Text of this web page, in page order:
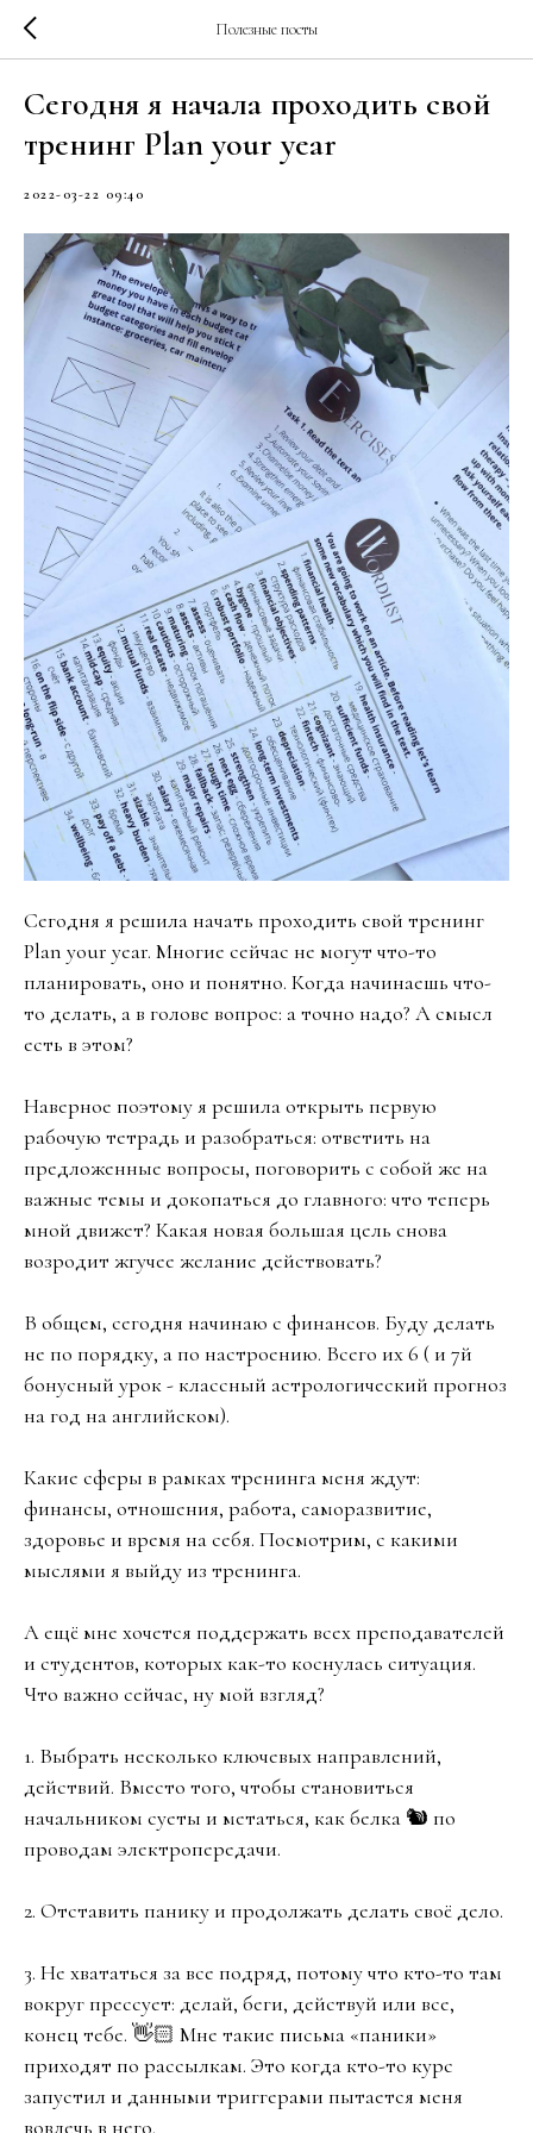
Полезные посты
Сегодня я начала проходить свой
тренинг Plan your year
2022-03-22 09:40
Сегодня я решила начать проходить свой тренинг
Plan your year. Многие сейчас не могут что-то
планировать, оно и понятно. Когда начинаешь что-
то делать, а в голове вопрос: а точно надо? А смысл
есть в этом?
Наверное поэтому я решила открыть первую
рабочую тетрадь и разобраться: ответить на
предложенные вопросы, поговорить с собой же на
важные темы и докопаться до главного: что теперь
мной движет? Какая новая большая цель снова
возродит жгучее желание действовать?
В общем, сегодня начинаю с финансов. Буду делать
не по порядку, а по настроению. Всего их 6 ( и 7й
бонусный урок - классный астрологический прогноз
на год на английском).
Какие сферы в рамках тренинга меня ждут:
финансы, отношения, работа, саморазвитие,
здоровье и время на себя. Посмотрим, с какими
мыслями я выйду из тренинга.
А ещё мне хочется поддержать всех преподавателей
и студентов, которых как-то коснулась ситуация.
Что важно сейчас, ну мой взгляд?
1. Выбрать несколько ключевых направлений,
действий. Вместо того, чтобы становиться
начальником суеты и метаться, как белка 🐿 по
проводам электропередачи.
2. Отставить панику и продолжать делать своё дело.
3. Не хвататься за все подряд, потому что кто-то там
вокруг прессует: делай, беги, действуй или все,
конец тебе. 👋🏻 Мне такие письма «паники»
приходят по рассылкам. Это когда кто-то курс
запустил и данными триггерами пытается меня
вовлечь в него.